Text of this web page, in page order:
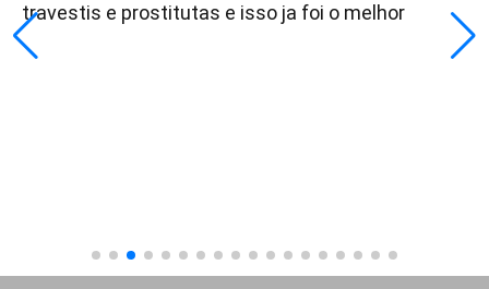
travestis e prostitutas e isso ja foi o melhor